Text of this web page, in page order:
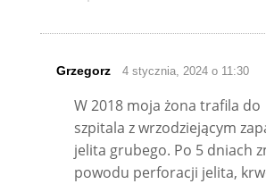
Grzegorz 4 stycznia, 2024 o 11:30
W 2018 moja żona trafila do
szpitala z wrzodziejącym
jelita grubego. Po 5 dniach
powodu perforacji jelita,